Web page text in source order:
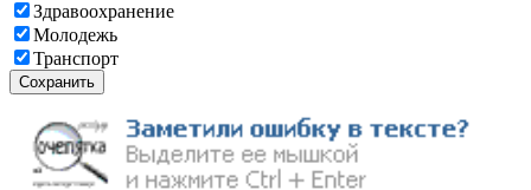
Здравоохранение
Молодежь
Транспорт
Сохранить